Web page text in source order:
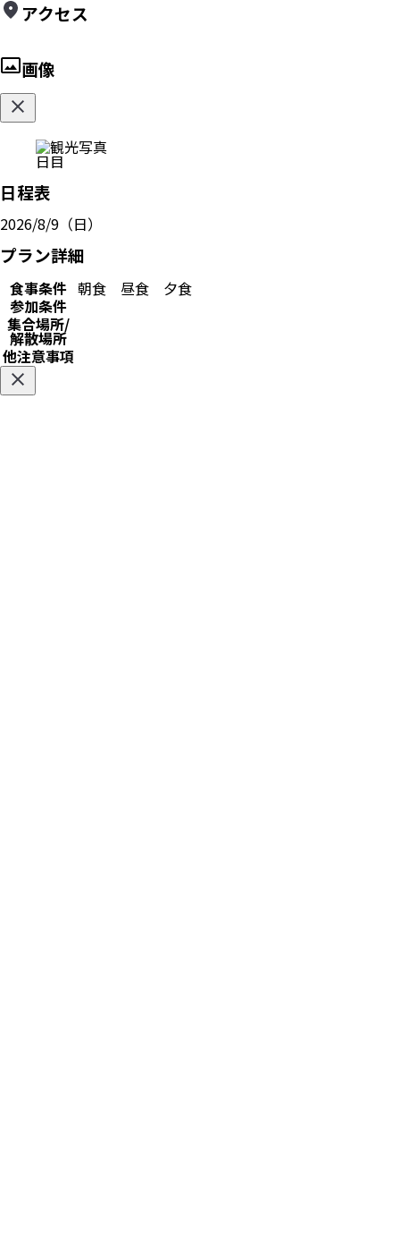
アクセス
画像
日目
日程表
2026/8/9（日）
プラン詳細
食事条件 朝食 昼食 夕食
参加条件
集合場所/
解散場所
他注意事項